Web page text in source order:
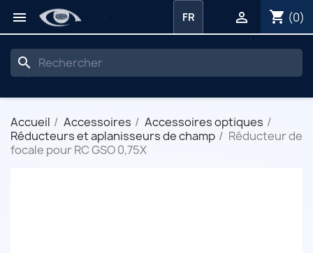
 shopping_cart (0)

FR
search
Accueil Accessoires
Accessoires optiques
Réducteurs et aplanisseurs de champ
Réducteur de
focale pour RC GSO 0,75X